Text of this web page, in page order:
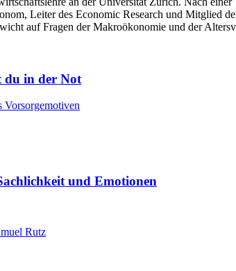
Leiter des Economic Research und Mitglied
auf Fragen der Makroökonomie und der
du in der Not
Vorsorgemotiven
und Emotionen
Rutz